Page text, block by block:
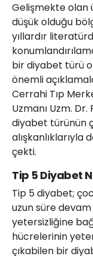
Gelişmekte olan
düşük olduğu
yıllardır
bir diyabet türü
önemli
Cerrahi Tıp
Uzmanı Uzm.
diyabet türünün
alışkanlıklarıyla
çekti.
Tip 5 Diyabet
Tip 5 diyabet;
uzun süre
yetersizliğine
hücrelerinin
çıkabilen bir